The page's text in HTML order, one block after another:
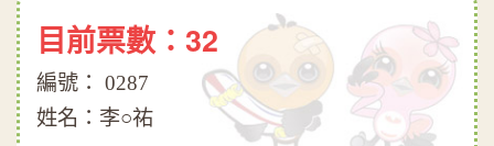
目前票數：32
編號： 0287
姓名：李○祐